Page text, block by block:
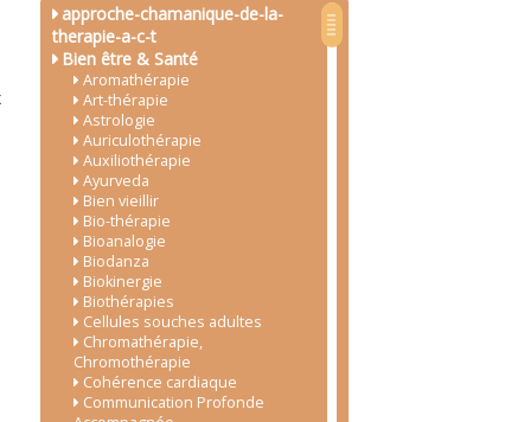
approche-chamanique-de-la-
therapie-a-c-t
Bien être & Santé
Aromathérapie
Art-thérapie
Astrologie
Auriculothérapie
Auxiliothérapie
Ayurveda
Bien vieillir
Bio-thérapie
Bioanalogie
Biodanza
Biokinergie
Biothérapies
Cellules souches adultes
Chromathérapie,
Chromothérapie
Cohérence cardiaque
Communication Profonde